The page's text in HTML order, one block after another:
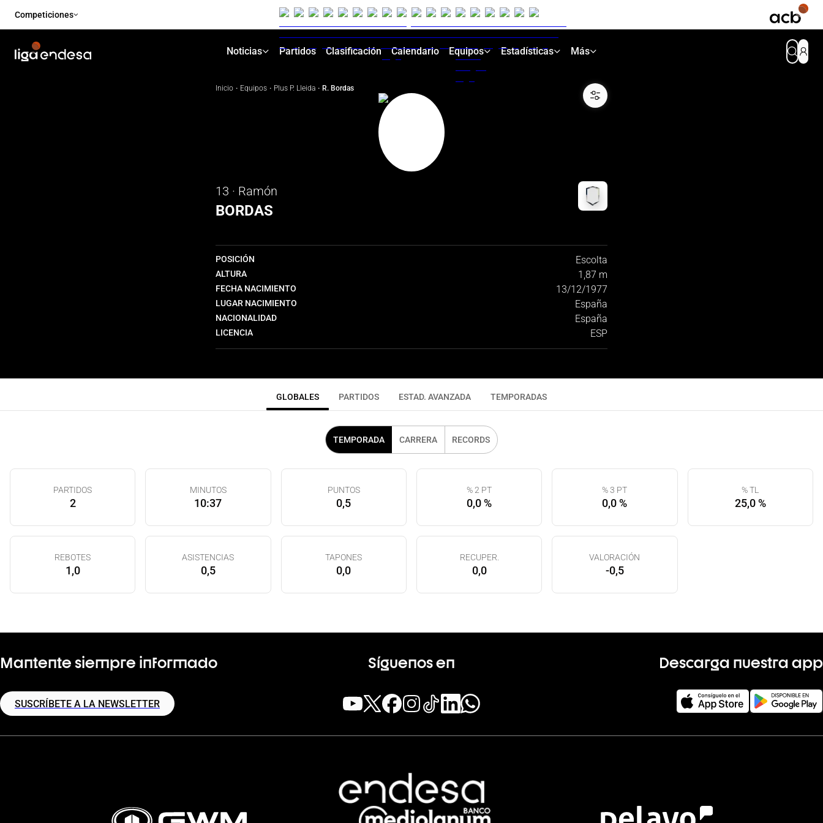
Competiciones
Noticias Partidos Clasificación Calendario Equipos Estadísticas Más
Inicio · Equipos · Plus P. Lleida · R. Bordas
13 · Ramón
BORDAS
POSICIÓN Escolta
ALTURA 1,87 m
FECHA NACIMIENTO 13/12/1977
LUGAR NACIMIENTO España
NACIONALIDAD España
LICENCIA ESP
GLOBALES PARTIDOS ESTAD. AVANZADA TEMPORADAS
TEMPORADA CARRERA RECORDS
PARTIDOS
2
MINUTOS
10:37
PUNTOS
0,5
% 2 PT
0,0 %
% 3 PT
0,0 %
% TL
25,0 %
REBOTES
1,0
ASISTENCIAS
0,5
TAPONES
0,0
RECUPER.
0,0
VALORACIÓN
-0,5
Mantente siempre informado
SUSCRÍBETE A LA NEWSLETTER
Síguenos en Descarga nuestra app